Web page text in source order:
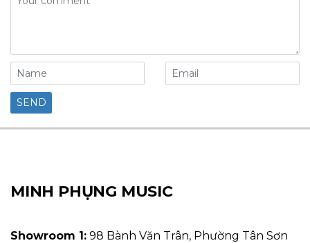
MINH PHỤNG MUSIC
Showroom 1: 98 Bành Văn Trân, Phường Tân Sơn